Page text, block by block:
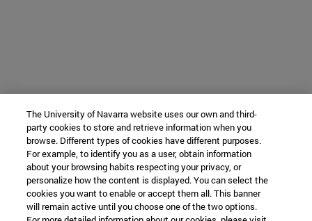
The University of Navarra website uses our own and third-
party cookies to store and retrieve information when you
browse. Different types of cookies have different purposes.
For example, to identify you as a user, obtain information
about your browsing habits respecting your privacy, or
personalize how the content is displayed. You can select the
cookies you want to enable or accept them all. This banner
will remain active until you choose one of the two options.